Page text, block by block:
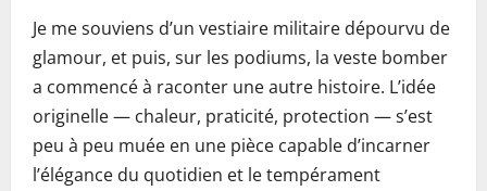
Je me souviens d’un vestiaire militaire dépourvu de
glamour, et puis, sur les podiums, la veste bomber
a commencé à raconter une autre histoire. L’idée
originelle — chaleur, praticité, protection — s’est
peu à peu muée en une pièce capable d’incarner
l’élégance du quotidien et le tempérament